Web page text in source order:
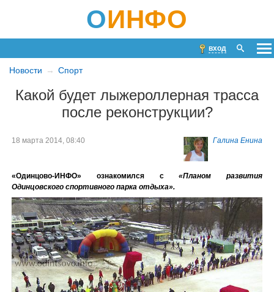
ОИНФО
вход
Новости Спорт
Какой будет лыжероллерная трасса
после реконструкции?
Галина Енина
18 марта 2014, 08:40
«Одинцово-ИНФО» ознакомился с«Планом развития
Одинцовского спортивного парка отдыха».